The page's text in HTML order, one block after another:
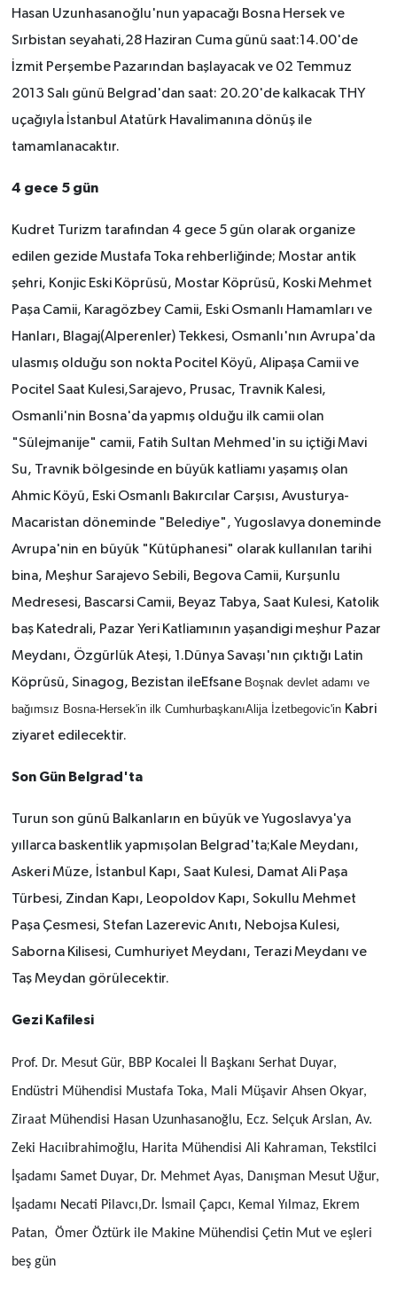
Hasan Uzunhasanoğlu'nun yapacağı Bosna Hersek ve
Sırbistan seyahati,28 Haziran Cuma günü saat:14.00'de
İzmit Perşembe Pazarından başlayacak ve 02 Temmuz
2013 Salı günü Belgrad'dan saat: 20.20'de kalkacak THY
uçağıyla İstanbul Atatürk Havalimanına dönüş ile
tamamlanacaktır.
4 gece 5 gün
Kudret Turizm tarafından 4 gece 5 gün olarak organize
edilen gezideMustafa Toka rehberliğinde; Mostar antik
şehri, Konjic Eski Köprüsü, Mostar Köprüsü, Koski Mehmet
Paşa Camii, Karagözbey Camii, Eski Osmanlı Hamamları ve
Hanları, Blagaj(Alperenler) Tekkesi, Osmanlı'nın Avrupa'da
ulasmış olduğu son nokta Pocitel Köyü, Alipaşa Camii ve
Pocitel Saat Kulesi,Sarajevo, Prusac, Travnik Kalesi,
Osmanli'nin Bosna'da yapmış olduğu ilk camii olan
"Sülejmanije" camii, Fatih Sultan Mehmed'in su içtiği Mavi
Su, Travnik bölgesinde en büyük katliamı yaşamış olan
Ahmic Köyü, Eski Osmanlı Bakırcılar Carşısı, Avusturya-
Macaristan döneminde "Belediye", Yugoslavya doneminde
Avrupa'nin en büyük "Kütüphanesi" olarak kullanılan tarihi
bina, Meşhur Sarajevo Sebili, Begova Camii, Kurşunlu
Medresesi, Bascarsi Camii, Beyaz Tabya, Saat Kulesi, Katolik
baş Katedrali, Pazar Yeri Katliamının yaşandigi meşhur Pazar
Meydanı, Özgürlük Ateşi, 1.Dünya Savaşı'nın çıktığı Latin
Köprüsü, Sinagog, Bezistan ileEfsane Boşnak devlet adamı ve
bağımsız Bosna-Hersek'in ilk CumhurbaşkanıAlija İzetbegovic'in Kabri
ziyaret edilecektir.
Son Gün Belgrad'ta
Turun son günü Balkanların en büyük ve Yugoslavya'ya
yıllarca baskentlik yapmışolan Belgrad'ta;Kale Meydanı,
Askeri Müze, İstanbul Kapı, Saat Kulesi, Damat Ali Paşa
Türbesi, Zindan Kapı, Leopoldov Kapı, Sokullu Mehmet
Paşa Çesmesi, Stefan Lazerevic Anıtı, Nebojsa Kulesi,
Saborna Kilisesi, Cumhuriyet Meydanı, Terazi Meydanı ve
Taş Meydan görülecektir.
Gezi Kafilesi
Prof. Dr. Mesut Gür, BBP Kocalei İl Başkanı Serhat Duyar,
Endüstri Mühendisi Mustafa Toka, Mali Müşavir Ahsen Okyar,
Ziraat Mühendisi Hasan Uzunhasanoğlu, Ecz. Selçuk Arslan, Av.
Zeki Hacıibrahimoğlu, Harita Mühendisi Ali Kahraman, Tekstilci
İşadamı Samet Duyar, Dr. Mehmet Ayas, Danışman Mesut Uğur,
İşadamı Necati Pilavcı,Dr. İsmail Çapcı, Kemal Yılmaz, Ekrem
Patan, Ömer Öztürk ile Makine Mühendisi Çetin Mut ve eşleri
beş gün